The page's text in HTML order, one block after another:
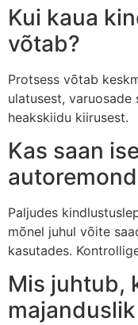
Kui kaua
võtab?
Protsess võtab
ulatusest, varuosade
heakskiidu kiirusest.
Kas saan
Paljudes
mõnel juhul võite
kasutades.
Mis juhtub,